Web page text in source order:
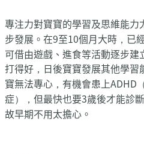
專注力對寶寶的學習及思維能
步發展。在9至10個月大時，已
可借由遊戲、進食等活動逐步
打得好，日後寶寶發展其他學
寶無法專心，有機會患上ADHD
症），但最快也要3歲後才能診
故早期不用太擔心。